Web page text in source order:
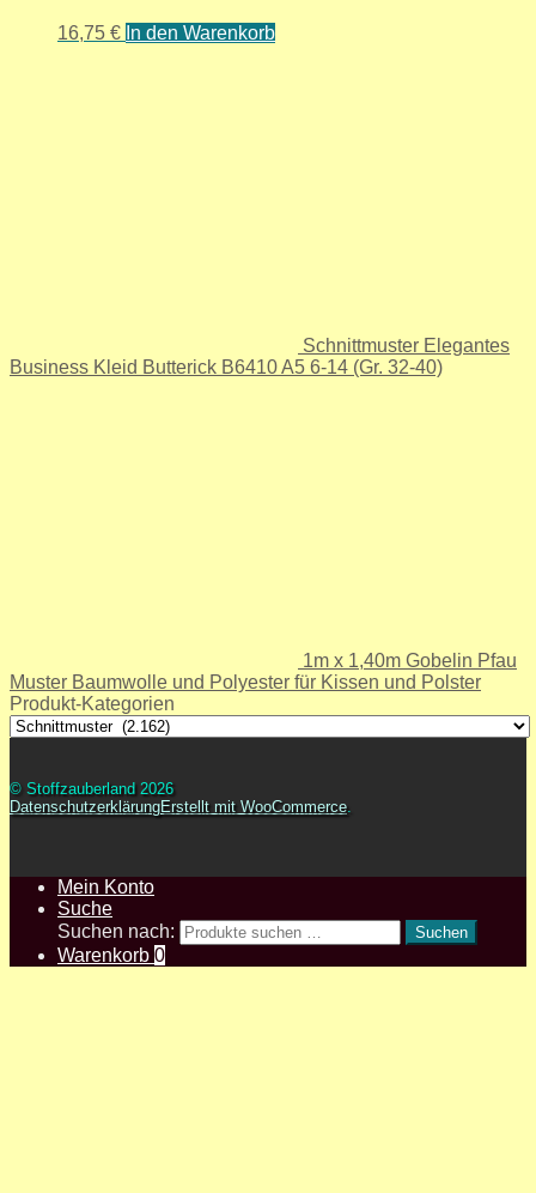
16,75 € In den Warenkorb
Schnittmuster Elegantes
Business Kleid Butterick B6410 A5 6-14 (Gr. 32-40)
1m x 1,40m Gobelin Pfau
Muster Baumwolle und Polyester für Kissen und Polster
Produkt-Kategorien
© Stoffzauberland 2026
DatenschutzerklärungErstellt mit WooCommerce.
Mein Konto
Suche
Suchen nach:
Suchen
Warenkorb 0